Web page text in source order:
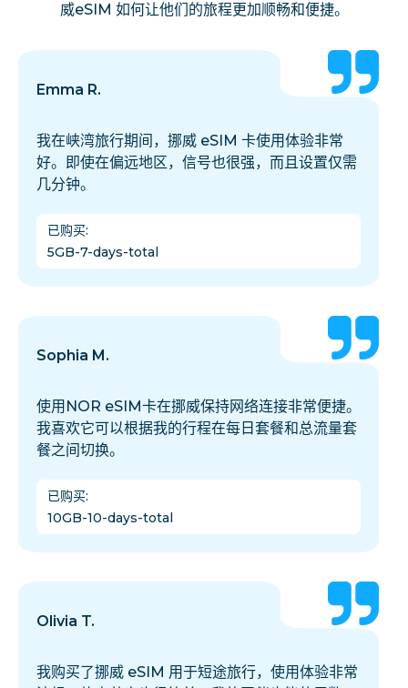
威eSIM 如何让他们的旅程更加顺畅和便捷。
Emma R.
我在峡湾旅行期间，挪威 eSIM 卡使用体验非常
好。即使在偏远地区，信号也很强，而且设置仅需
几分钟。
已购买:
5GB-7-days-total
Sophia M.
使用NOR eSIM卡在挪威保持网络连接非常便捷。
我喜欢它可以根据我的行程在每日套餐和总流量套
餐之间切换。
已购买:
10GB-10-days-total
Olivia T.
我购买了挪威 eSIM 用于短途旅行，使用体验非常